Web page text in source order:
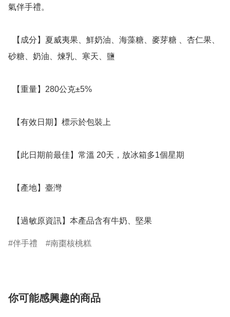
氣伴手禮。
砂糖、奶油、煉乳、寒天、鹽
  【過敏原資訊】本產品含有牛奶、堅果
伴手禮 南棗核桃糕
你可能感興趣的商品